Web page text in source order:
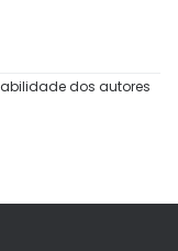
dos autores